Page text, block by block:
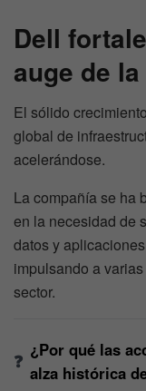
Dell
auge de
El sólido
global de
acelerándose.
La compañía se ha
en la necesidad de
datos y
impulsando a
sector.
¿Por qué las
alza histórica